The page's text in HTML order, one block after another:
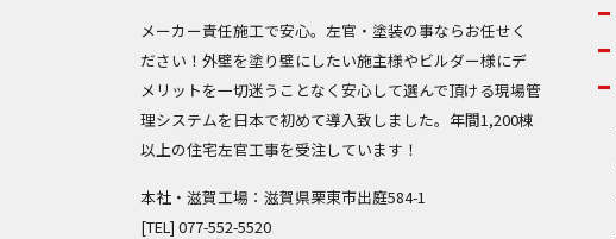
メーカー責任施工で安心。左官・塗装の事ならお任せく
ださい！外壁を塗り壁にしたい施主様やビルダー様にデ
メリットを一切迷うことなく安心して選んで頂ける現場管
理システムを日本で初めて導入致しました。年間1,200棟
以上の住宅左官工事を受注しています！
本社・滋賀工場：滋賀県栗東市出庭584-1
[TEL] 077-552-5520